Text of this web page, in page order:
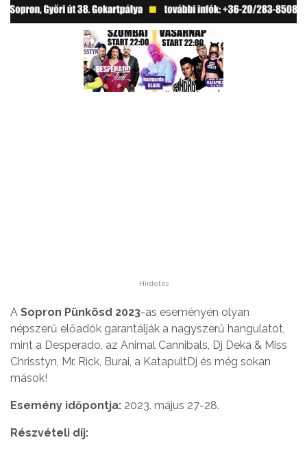
Hirdetés
A Sopron Pünkösd 2023-as eseményén olyan
népszerű előadók garantálják a nagyszerű hangulatot,
mint a Desperado, az Animal Cannibals, Dj Deka & Miss
Chrisstyn, Mr. Rick, Burai, a KatapultDj és még sokan
mások!
Esemény időpontja: 2023. május 27-28.
Részvételi díj: